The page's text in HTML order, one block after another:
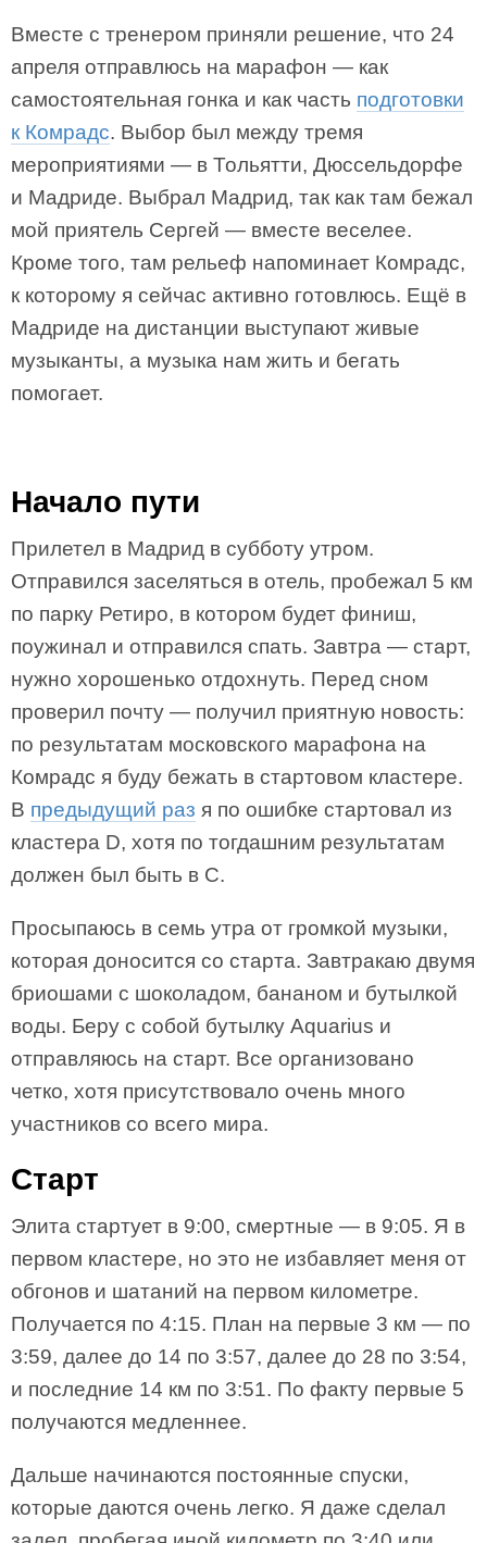
Вместе с тренером приняли решение, что 24
апреля отправлюсь на марафон — как
самостоятельная гонка и как часть подготовки
к Комрадс. Выбор был между тремя
мероприятиями — в Тольятти, Дюссельдорфе
и Мадриде. Выбрал Мадрид, так как там бежал
мой приятель Сергей — вместе веселее.
Кроме того, там рельеф напоминает Комрадс,
к которому я сейчас активно готовлюсь. Ещё в
Мадриде на дистанции выступают живые
музыканты, а музыка нам жить и бегать
помогает.
Начало пути
Прилетел в Мадрид в субботу утром.
Отправился заселяться в отель, пробежал 5 км
по парку Ретиро, в котором будет финиш,
поужинал и отправился спать. Завтра — старт,
нужно хорошенько отдохнуть. Перед сном
проверил почту — получил приятную новость:
по результатам московского марафона на
Комрадс я буду бежать в стартовом кластере.
В предыдущий раз я по ошибке стартовал из
кластера D, хотя по тогдашним результатам
должен был быть в C.
Просыпаюсь в семь утра от громкой музыки,
которая доносится со старта. Завтракаю двумя
бриошами с шоколадом, бананом и бутылкой
воды. Беру с собой бутылку Aquarius и
отправляюсь на старт. Все организовано
четко, хотя присутствовало очень много
участников со всего мира.
Старт
Элита стартует в 9:00, смертные — в 9:05. Я в
первом кластере, но это не избавляет меня от
обгонов и шатаний на первом километре.
Получается по 4:15. План на первые 3 км — по
3:59, далее до 14 по 3:57, далее до 28 по 3:54,
и последние 14 км по 3:51. По факту первые 5
получаются медленнее.
Дальше начинаются постоянные спуски,
которые даются очень легко. Я даже сделал